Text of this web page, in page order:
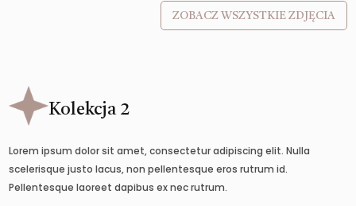
ZOBACZ WSZYSTKIE ZDJĘCIA
Kolekcja 2
Lorem ipsum dolor sit amet, consectetur adipiscing elit. Nulla
scelerisque justo lacus, non pellentesque eros rutrum id.
Pellentesque laoreet dapibus ex nec rutrum.